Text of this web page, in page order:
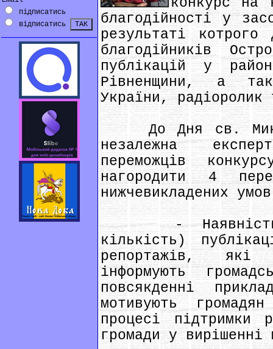
підписатись
відписатись
благодійності у
результаті
благодійників
публікацій у
Рівненщини, а
України, радіоролик
До Дня св.
незалежна
переможців
нагородити 4
нижчевикладених
- Наявність
кількість)
репортажів,
інформують
повсякденні
мотивують
процесі підтримки
громади у вирішенні